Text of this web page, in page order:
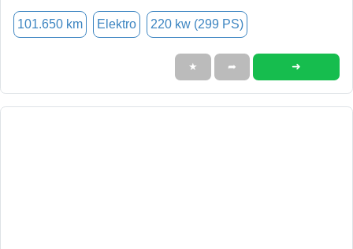
101.650 km Elektro 220 kw (299 PS)
★ ➦ ➜